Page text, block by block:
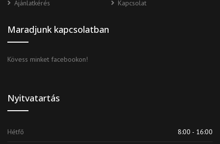
Ajánlatkérés Kapcsolat
Maradjunk kapcsolatban
Kövess minket facebookon!
Nyitvatartás
Hétfő 8:00 - 16:00